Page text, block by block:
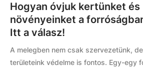
Hogyan óvjuk kertünket és
növényeinket a
Itt a válasz!
A melegben nem csak szervezetünk,
területeink védelme is fontos. Egy-egy